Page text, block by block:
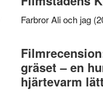
Farbror Ali och jag
gräset – en
hjärtevarm